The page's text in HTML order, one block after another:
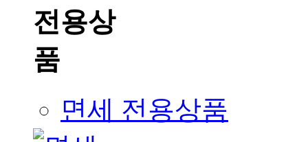
면세 전용상품